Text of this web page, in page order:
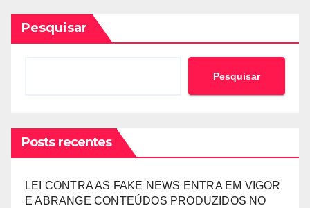
Pesquisar
Pesquisar
Posts recentes
LEI CONTRA AS FAKE NEWS ENTRA EM VIGOR
E ABRANGE CONTEÚDOS PRODUZIDOS NO